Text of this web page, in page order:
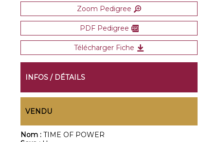
Zoom Pedigree
PDF Pedigree
Télécharger Fiche
INFOS / DÉTAILS
VENDU
Nom :TIME OF POWER